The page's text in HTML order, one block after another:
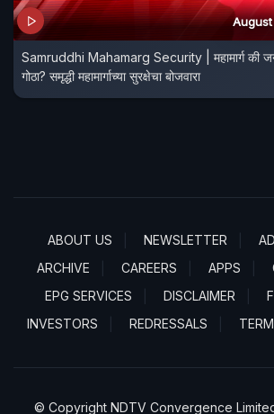
Samruddhi Mahamarg Security | महामार्ग की
गोठा? समृद्धी महामार्गाच्या सुरक्षेचा बोजवारा
ABOUT US NEWSLETTER
ARCHIVE
CAREERS APPS
EPG SERVICES
DISCLAIMER
INVESTORS
REDRESSALS
© Copyright NDTV Convergence